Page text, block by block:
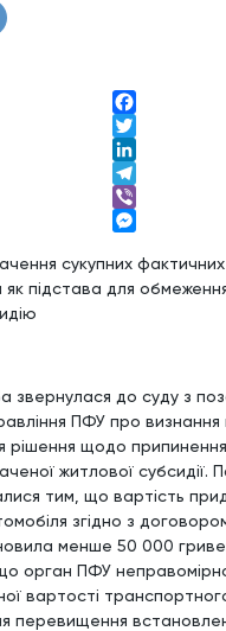
Facebook
Twitter
LinkedIn
Telegram
Viber
сукупних
як підстава для
звернулася до суду з
ПФУ про
рішення щодо
житлової субсидії.
тим, що вартість
згідно з договором
менше 50 000
орган ПФУ
вартості
перевищення